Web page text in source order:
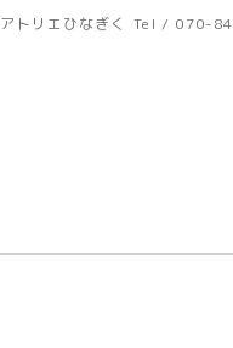
アトリエひなぎく Tel / 070-